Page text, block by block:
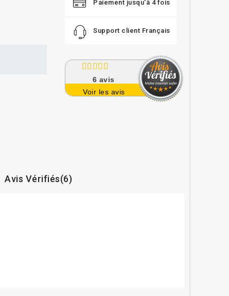
Paiement jusqu'à 4 fois
Support client Français
6 avis
Voir les avis
Avis Vérifiés(6)